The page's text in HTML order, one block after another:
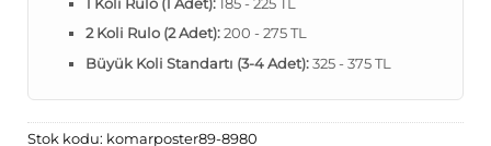
2 Koli Rulo (2 Adet):200 - 275 TL
Büyük Koli Standartı (3-4 Adet):325 - 375 TL
Stok kodu: komarposter89-8980